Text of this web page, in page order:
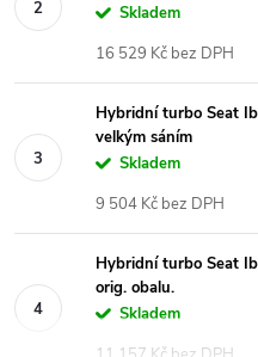
Skladem
16 529 Kč bez DPH
Hybridní turbo Seat
velkým sáním
Skladem
9 504 Kč bez DPH
Hybridní turbo Seat
orig. obalu.
Skladem